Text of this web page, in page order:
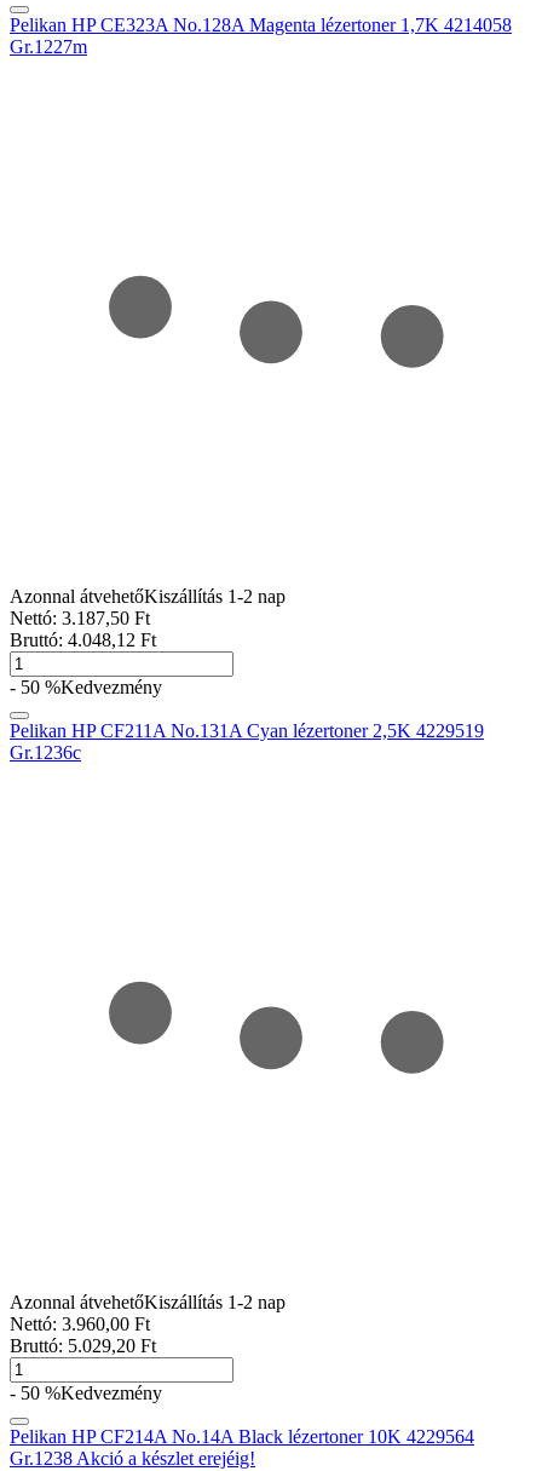
Pelikan HP CE323A No.128A Magenta lézertoner 1,7K 4214058
Gr.1227m
Azonnal átvehetőKiszállítás 1-2 nap
Nettó: 3.187,50 Ft
Bruttó: 4.048,12 Ft
- 50 %Kedvezmény
Pelikan HP CF211A No.131A Cyan lézertoner 2,5K 4229519
Gr.1236c
Azonnal átvehetőKiszállítás 1-2 nap
Nettó: 3.960,00 Ft
Bruttó: 5.029,20 Ft
- 50 %Kedvezmény
Pelikan HP CF214A No.14A Black lézertoner 10K 4229564
Gr.1238 Akció a készlet erejéig!